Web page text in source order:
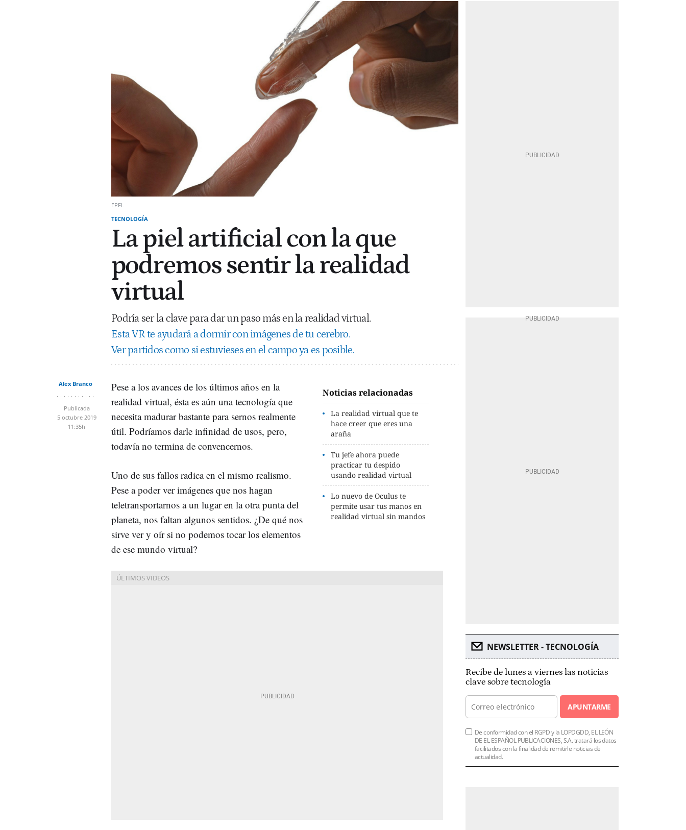
EPFL
TECNOLOGÍA
La piel artificial con la que
podremos sentir la realidad
virtual
Podría ser la clave para dar un paso más en la realidad virtual.
Esta VR te ayudará a dormir con imágenes de tu cerebro.
Ver partidos como si estuvieses en el campo ya es posible.
Alex Branco
Publicada
5 octubre 2019
11:35h
Noticias relacionadas
La realidad virtual que te
hace creer que eres una
araña
Tu jefe ahora puede
practicar tu despido
usando realidad virtual
Lo nuevo de Oculus te
permite usar tus manos en
realidad virtual sin mandos
Pese a los avances de los últimos años en la
realidad virtual, ésta es aún una tecnología que
necesita madurar bastante para sernos realmente
útil. Podríamos darle infinidad de usos, pero,
todavía no termina de convencernos.
Uno de sus fallos radica en el mismo realismo.
Pese a poder ver imágenes que nos hagan
teletransportarnos a un lugar en la otra punta del
planeta, nos faltan algunos sentidos. ¿De qué nos
sirve ver y oír si no podemos tocar los elementos
de ese mundo virtual?
NEWSLETTER - TECNOLOGÍA
Recibe de lunes a viernes las noticias
clave sobre tecnología
APUNTARME
De conformidad con el RGPD y la LOPDGDD, EL LEÓN
DE EL ESPAÑOL PUBLICACIONES, S.A. tratará los datos
facilitados con la finalidad de remitirle noticias de
actualidad.